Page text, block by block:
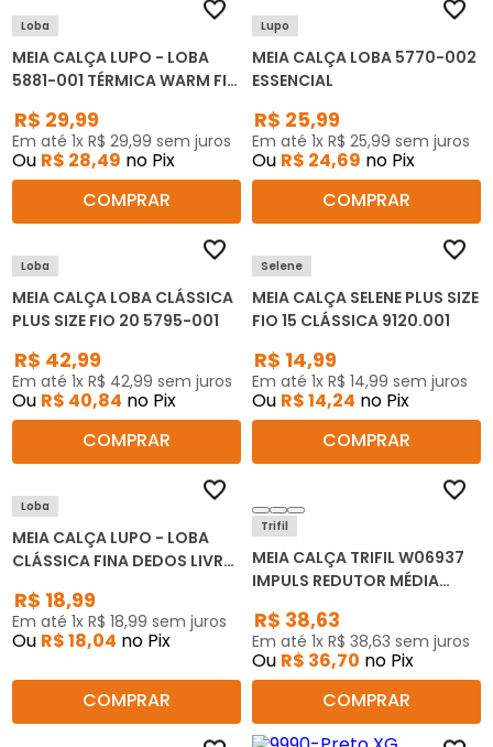
Loba
MEIA CALÇA LUPO - LOBA
5881-001 TÉRMICA WARM FIO
R$ 29,99
Em até 1x R$ 29,99 sem juros
Ou R$ 28,49 no Pix
COMPRAR
Lupo
MEIA CALÇA LOBA 5770-002
ESSENCIAL
R$ 25,99
Em até 1x R$ 25,99 sem juros
Ou R$ 24,69 no Pix
COMPRAR
Loba
MEIA CALÇA LOBA CLÁSSICA
PLUS SIZE FIO 20 5795-001
R$ 42,99
Em até 1x R$ 42,99 sem juros
Ou R$ 40,84 no Pix
COMPRAR
Selene
MEIA CALÇA SELENE PLUS SIZE
FIO 15 CLÁSSICA 9120.001
R$ 14,99
Em até 1x R$ 14,99 sem juros
Ou R$14,24 no Pix
COMPRAR
Loba
MEIA CALÇA LUPO - LOBA
CLÁSSICA FINA DEDOS LIVRES
R$ 18,99
Em até 1x R$ 18,99 sem juros
Ou R$18,04 no Pix
COMPRAR
Trifil
MEIA CALÇA TRIFIL W06937
IMPULS REDUTOR MÉDIA
R$ 38,63
Em até 1x R$ 38,63 sem juros
Ou R$ 36,70 no Pix
COMPRAR